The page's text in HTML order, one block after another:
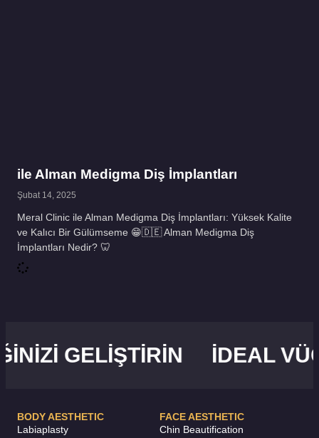
ile Alman Medigma Diş İmplantları
Şubat 14, 2025
Meral Clinic ile Alman Medigma Diş İmplantları: Yüksek Kalite
ve Kalıcı Bir Gülümseme 😁🇩🇪 Alman Medigma Diş
İmplantları Nedir? 🦷
GELIŞTIRIN İDEAL VÜCUT
BODY AESTHETIC
Labiaplasty
FACE AESTHETIC
Chin Beautification